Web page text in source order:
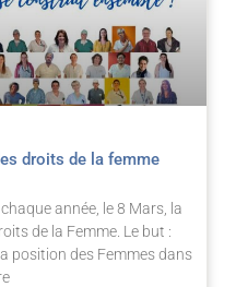
droits de la femme
année, le 8 Mars, la
de la Femme. Le but :
position des Femmes dans